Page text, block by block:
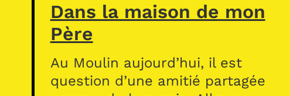
Dans la maison de mon
Père
Au Moulin aujourd’hui, il est
question d’une amitié partagée